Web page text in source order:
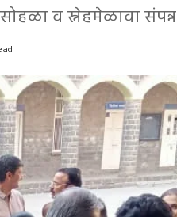
व स्नेहमेळावा संपन्न